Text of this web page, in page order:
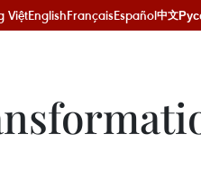
ViệtEnglishFrançaisEspañol中文